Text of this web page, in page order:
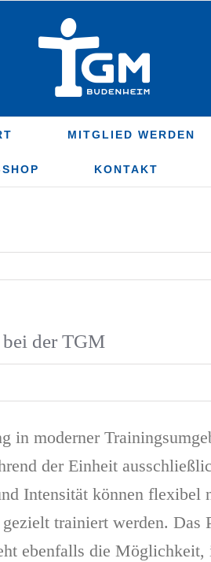
MITGLIED WERDEN
KONTAKT
der TGM
moderner
der Einheit
Intensität können flexibel
trainiert werden. Das
ebenfalls die